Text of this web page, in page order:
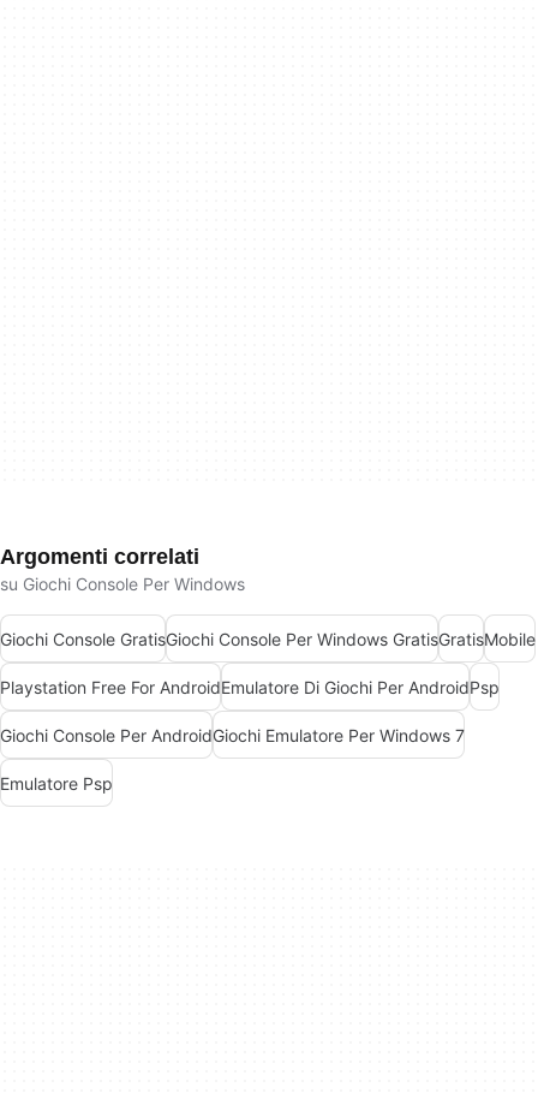
Argomenti correlati
su Giochi Console Per Windows
Giochi Console GratisGiochi Console Per Windows GratisGratisMobile
Playstation Free For AndroidEmulatore Di Giochi Per AndroidPsp
Giochi Console Per AndroidGiochi Emulatore Per Windows 7
Emulatore Psp